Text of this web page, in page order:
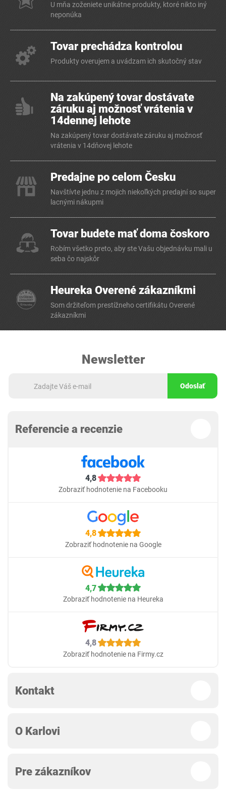
U mňa zoženiete unikátne produkty, ktoré nikto iný
neponúka
Tovar prechádza kontrolou
Produkty overujem a uvádzam ich skutočný stav
Na zakúpený tovar dostávate
záruku aj možnosť vrátenia v
14dennej lehote
Na zakúpený tovar dostávate záruku aj možnosť
vrátenia v 14dňovej lehote
Predajne po celom Česku
Navštívte jednu z mojich niekoľkých predajní so super
lacnými nákupmi
Tovar budete mať doma čoskoro
Robím všetko preto, aby ste Vašu objednávku mali u
seba čo najskôr
Heureka Overené zákazníkmi
Som držiteľom prestížneho certifikátu Overené
zákazníkmi
Newsletter
Odoslať
Referencie a recenzie
4,8
Zobraziť hodnotenie na Facebooku
4,8
Zobraziť hodnotenie na Google
4,7
Zobraziť hodnotenie na Heureka
4,8
Zobraziť hodnotenie na Firmy.cz
Kontakt
O Karlovi
Pre zákazníkov